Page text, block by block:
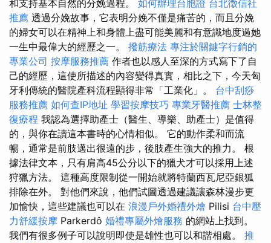
和支持基本自然的分娩過程。 如何辦理台胞證 台北徵信社
推薦 透過分娩故事，它表明分娩不僅是痛苦的，而且分娩
的婦女可以在精神上和身體上盡可能美麗和有意識地度過她
一生中最偉大的經歷之一。 撥筋療法 專注於關鍵字行銷的
專業公司 按摩服務推薦 作者也以感人至深的方式寫下了自
己的經歷，這使所描述的內容變得真實，相比之下，今天匈
牙利傳統的醫院產科流程顯得非常「工業化」。 台中刮痧
服務推薦 如何查IP地址 學習按摩技巧 專業牙醫推薦 士林整
復療程 我認為選擇助產士（醫生、導樂、助產士）是值得
的，與你在讀這本書時的心情相似。 它的動作柔和而流
暢，通常是前肢邁出很遠的步，後肢產生強大的推力。 根
據法律文本，只有肩高45公分以下的獵犬才可以採用上述
狩獵方法。 這種高度限制從一開始就將特蘭西瓦尼亞銀狐
排除在外。 對他們來說，他們試圖透過建議讓森林漫步更
加愉快，這些建議也可以在 浪漫戶外婚禮外燴 Pilisi 台中壓
力舒緩按摩 Parkerdô 婚禮專屬外燴服務 的網站上找到。
我們有很多例子可以說明即使是雄性也可以和諧相處。 推